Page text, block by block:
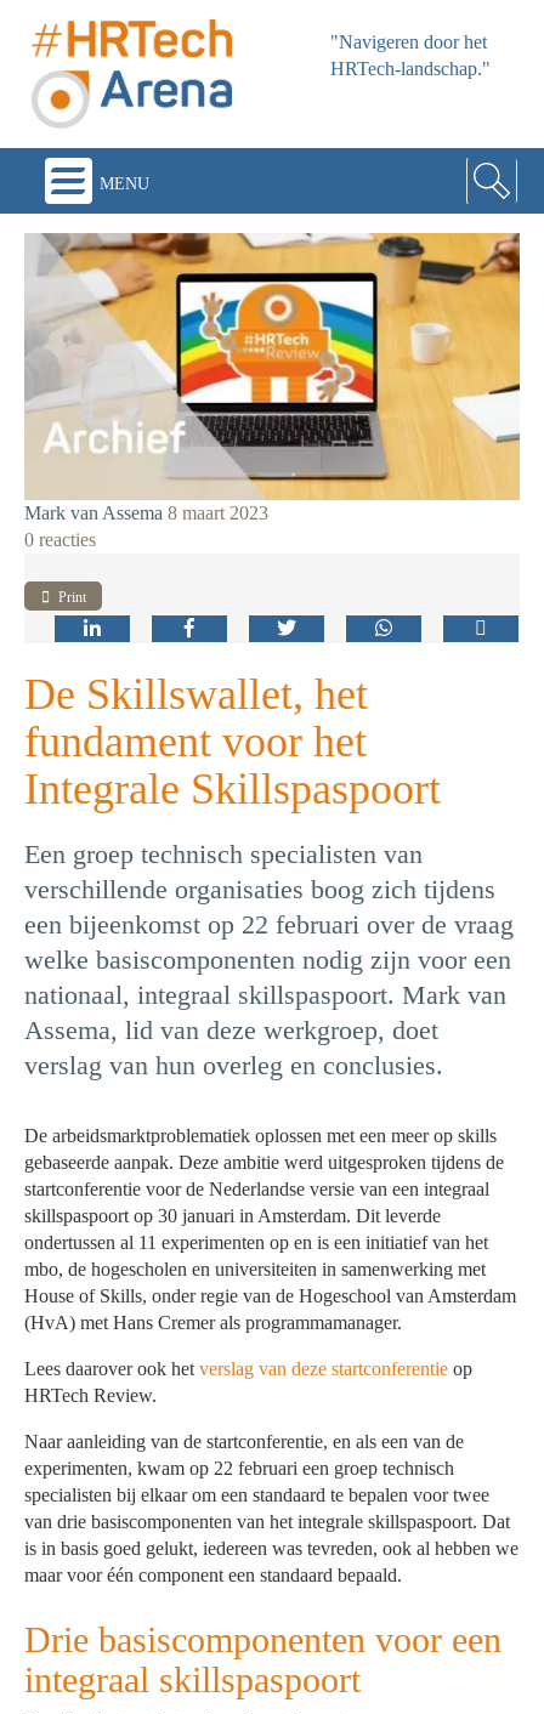
"Navigeren door het
HRTech-landschap."
menu
Mark van Assema 8 maart 2023
0 reacties
Print
De Skillswallet, het
fundament voor het
Integrale Skillspaspoort
Een groep technisch specialisten van
verschillende organisaties boog zich tijdens
een bijeenkomst op 22 februari over de vraag
welke basiscomponenten nodig zijn voor een
nationaal, integraal skillspaspoort. Mark van
Assema, lid van deze werkgroep, doet
verslag van hun overleg en conclusies.
De arbeidsmarktproblematiek oplossen met een meer op skills
gebaseerde aanpak. Deze ambitie werd uitgesproken tijdens de
startconferentie voor de Nederlandse versie van een integraal
skillspaspoort op 30 januari in Amsterdam. Dit leverde
ondertussen al 11 experimenten op en is een initiatief van het
mbo, de hogescholen en universiteiten in samenwerking met
House of Skills, onder regie van de Hogeschool van Amsterdam
(HvA) met Hans Cremer als programmamanager.
Lees daarover ook hetverslag van deze startconferentie op
HRTech Review.
Naar aanleiding van de startconferentie, en als een van de
experimenten, kwam op 22 februari een groep technisch
specialisten bij elkaar om een standaard te bepalen voor twee
van drie basiscomponenten van het integrale skillspaspoort. Dat
is in basis goed gelukt, iedereen was tevreden, ook al hebben we
maar voor één component een standaard bepaald.
Drie basiscomponenten voor een
integraal skillspaspoort